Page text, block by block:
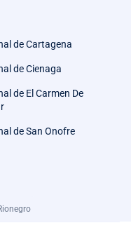
de Cartagena
de Cienaga
de El Carmen De
de San Onofre